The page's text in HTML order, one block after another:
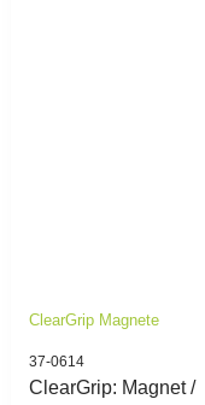
ClearGrip Magnete
37-0614
ClearGrip: Magnet /